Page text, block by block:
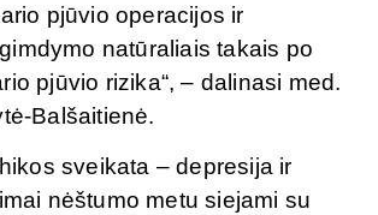
pjūvio operacijos ir
natūraliais takais po
pjūvio rizika“, – dalinasi med.
Balšaitienė.
sveikata – depresija ir
nėštumo metu siejami su